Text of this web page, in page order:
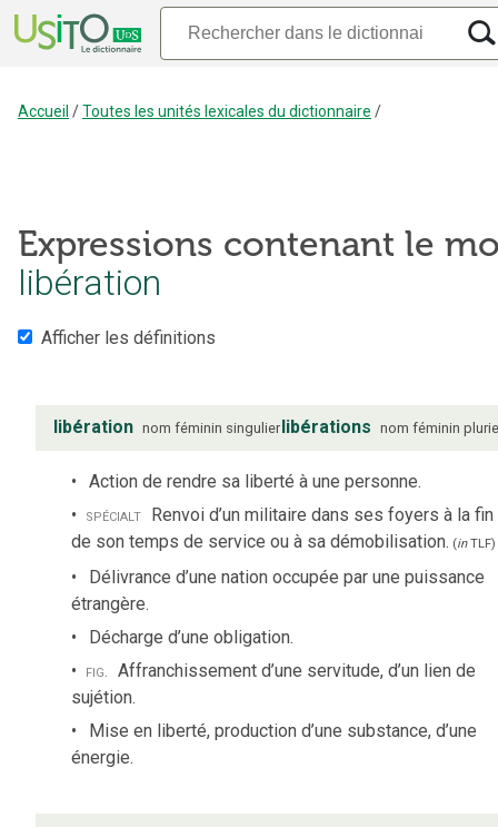
Accueil /Toutes les unités lexicales du dictionnaire /
Expressions contenant le
libération
Afficher les définitions
libération nom féminin singulierlibérations nom féminin
Action de rendre sa liberté à une personne.
spécialt Renvoi d’un militaire dans ses foyers à la fin
de son temps de service ou à sa démobilisation. (inTLF)
Délivrance d’une nation occupée par une puissance
étrangère.
Décharge d’une obligation.
fig. Affranchissement d’une servitude, d’un lien de
sujétion.
Mise en liberté, production d’une substance, d’une
énergie.